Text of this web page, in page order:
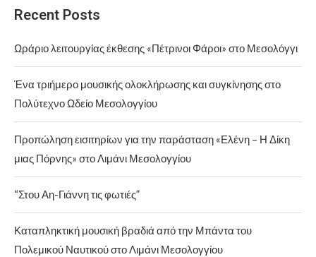
Recent Posts
Ωράριο λειτουργίας έκθεσης «Πέτρινοι Φάροι» στο Μεσολόγγι
Ένα τριήμερο μουσικής ολοκλήρωσης και συγκίνησης στο
Πολύτεχνο Ωδείο Μεσολογγίου
Προπώληση εισιτηρίων για την παράσταση «Ελένη – Η Δίκη
μιας Πόρνης» στο Λιμάνι Μεσολογγίου
“Στου Αη-Γιάννη τις φωτιές”
Καταπληκτική μουσική βραδιά από την Μπάντα του
Πολεμικού Ναυτικού στο Λιμάνι Μεσολογγίου